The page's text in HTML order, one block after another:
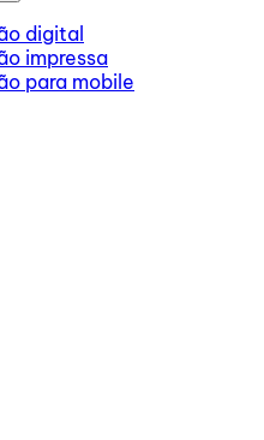
digital
impressa
para mobile